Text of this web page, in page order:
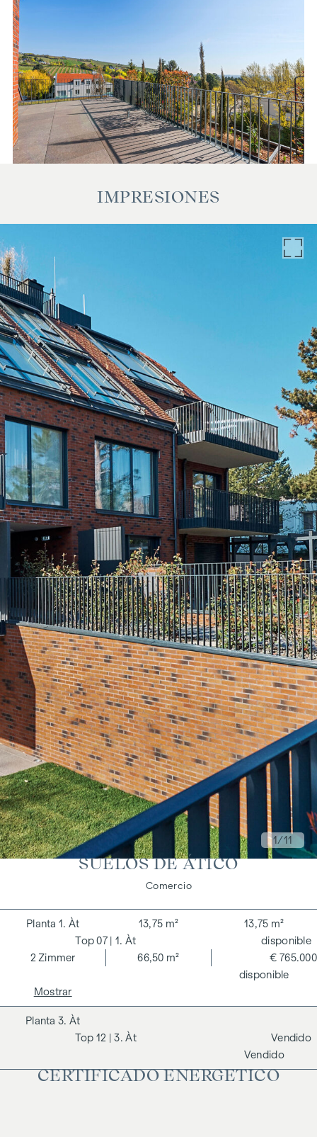
comisión al finalizar con éxito la transacción según las
tarifas estipuladas en la Ordenanza de Agentes Inmobiliarios
BGBI. 262 y 297/1996 - es decir, el 3% del precio de compra
más el 20% de IVA. Esta obligación de comisión también se
aplica si transmite a terceros la información que se le ha
facilitado. Existe una estrecha relación económica con el
vendedor.
IMPRESIONES
1 /11
SUELOS DE ÁTICO
Comercio
07 | 1. Àt
1. Àt
2Zimmer 66,50 m²
13,75 m² 13,75 m²
€ 765.000
disponible
disponible
Mostrar
12 | 3. Àt
3. Àt
Vendido
Vendido
CERTIFICADO ENERGÉTICO